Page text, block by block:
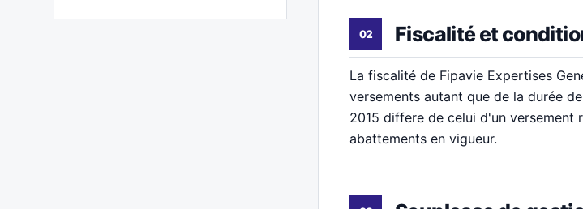
Fiscalité et
La fiscalité de Fipavie Expertises
versements autant que de la durée
2015 differe de celui d'un versement
abattements en vigueur.